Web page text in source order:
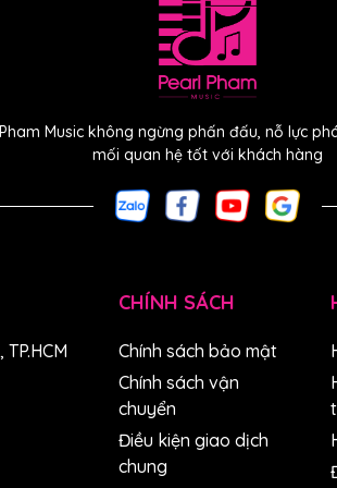
Music không ngừng phấn đấu, nỗ lực
mối quan hệ tốt với khách hàng
CHÍNH SÁCH
Chính sách bảo mật
Chính sách vận
chuyển
Điều kiện giao dịch
chung